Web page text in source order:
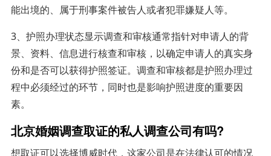
能出境的、属于刑事案件被告人或者犯罪嫌疑人等。
3、护照办理状态显示调查和审核通常指针对申请人的背
景、资料、信息进行核查和审核，以确定申请人的真实身
份和是否可以获得护照签证。调查和审核都是护照办理过
程中必须经过的环节，同时也是影响护照进度的重要因
素。
北京婚姻调查取证的私人调查公司有吗?
想取证可以选择博威时代，这家公司是在法律认可的情况